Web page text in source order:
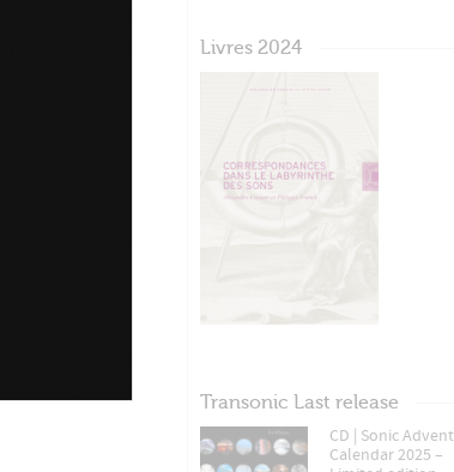
Livres 2024
Transonic Last release
CD | Sonic Advent
Calendar 2025 –